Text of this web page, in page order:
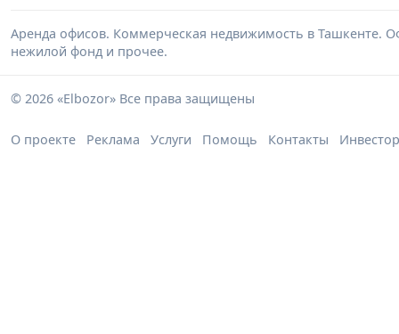
Аренда офисов. Коммерческая недвижимость в Ташкенте.
нежилой фонд и прочее.
© 2026 «Elbozor» Все права защищены
О проекте Реклама Услуги Помощь Контакты